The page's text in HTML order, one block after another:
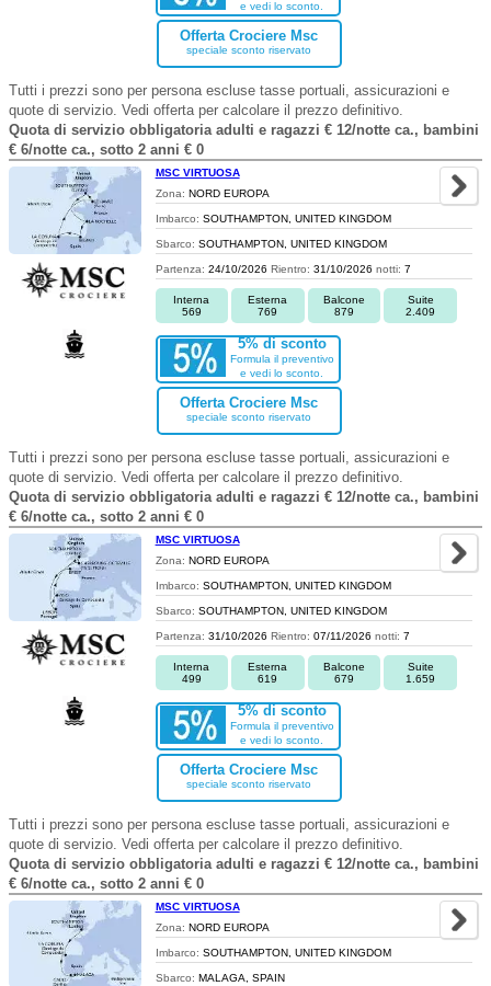
e vedi lo sconto.
Offerta Crociere Msc
speciale sconto riservato
Tutti i prezzi sono per persona escluse tasse portuali, assicurazioni e
quote di servizio. Vedi offerta per calcolare il prezzo definitivo.
Quota di servizio obbligatoria adulti e ragazzi € 12/notte ca., bambini
€ 6/notte ca., sotto 2 anni € 0
MSC VIRTUOSA
Zona: NORD EUROPA
Imbarco: SOUTHAMPTON, UNITED KINGDOM
Sbarco: SOUTHAMPTON, UNITED KINGDOM
Partenza: 24/10/2026 Rientro: 31/10/2026 notti: 7
Interna
569
Esterna
769
Balcone
879
Suite
2.409
5% di sconto
Formula il preventivo
e vedi lo sconto.
Offerta Crociere Msc
speciale sconto riservato
Tutti i prezzi sono per persona escluse tasse portuali, assicurazioni e
quote di servizio. Vedi offerta per calcolare il prezzo definitivo.
Quota di servizio obbligatoria adulti e ragazzi € 12/notte ca., bambini
€ 6/notte ca., sotto 2 anni € 0
MSC VIRTUOSA
Zona: NORD EUROPA
Imbarco: SOUTHAMPTON, UNITED KINGDOM
Sbarco: SOUTHAMPTON, UNITED KINGDOM
Partenza: 31/10/2026 Rientro: 07/11/2026 notti: 7
Interna
499
Esterna
619
Balcone
679
Suite
1.659
5% di sconto
Formula il preventivo
e vedi lo sconto.
Offerta Crociere Msc
speciale sconto riservato
Tutti i prezzi sono per persona escluse tasse portuali, assicurazioni e
quote di servizio. Vedi offerta per calcolare il prezzo definitivo.
Quota di servizio obbligatoria adulti e ragazzi € 12/notte ca., bambini
€ 6/notte ca., sotto 2 anni € 0
MSC VIRTUOSA
Zona: NORD EUROPA
Imbarco: SOUTHAMPTON, UNITED KINGDOM
Sbarco: MALAGA, SPAIN